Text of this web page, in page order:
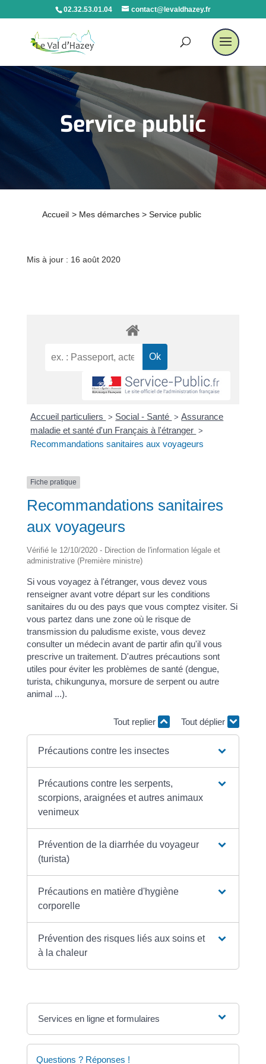
02.32.53.01.04 contact@levaldhazey.fr
Service public
Accueil > Mes démarches > Service public
Mis à jour : 16 août 2020
Accueil particuliers > Social - Santé > Assurance
maladie et santé d'un Français à l'étranger >
Recommandations sanitaires aux voyageurs
Fiche pratique
Recommandations sanitaires
aux voyageurs
Vérifié le 12/10/2020 - Direction de l'information légale et
administrative (Première ministre)
Si vous voyagez à l'étranger, vous devez vous
renseigner avant votre départ sur les conditions
sanitaires du ou des pays que vous comptez visiter. Si
vous partez dans une zone où le risque de
transmission du paludisme existe, vous devez
consulter un médecin avant de partir afin qu'il vous
prescrive un traitement. D'autres précautions sont
utiles pour éviter les problèmes de santé (dengue,
turista, chikungunya, morsure de serpent ou autre
animal ...).
Tout replier Tout déplier
Précautions contre les insectes
Précautions contre les serpents,
scorpions, araignées et autres animaux
venimeux
Prévention de la diarrhée du voyageur
(turista)
Précautions en matière d'hygiène
corporelle
Prévention des risques liés aux soins et
à la chaleur
Services en ligne et formulaires
Questions ? Réponses !